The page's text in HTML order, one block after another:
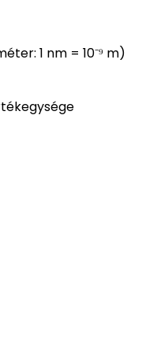
1 nm = 10⁻⁹ m)